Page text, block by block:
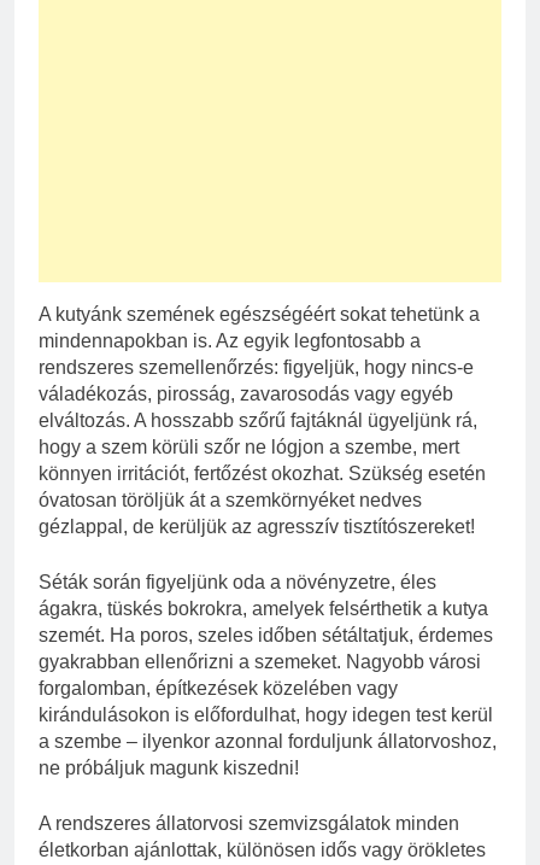
A kutyánk szemének egészségéért sokat tehetünk a
mindennapokban is. Az egyik legfontosabb a
rendszeres szemellenőrzés: figyeljük, hogy nincs-e
váladékozás, pirosság, zavarosodás vagy egyéb
elváltozás. A hosszabb szőrű fajtáknál ügyeljünk rá,
hogy a szem körüli szőr ne lógjon a szembe, mert
könnyen irritációt, fertőzést okozhat. Szükség esetén
óvatosan töröljük át a szemkörnyéket nedves
gézlappal, de kerüljük az agresszív tisztítószereket!
Séták során figyeljünk oda a növényzetre, éles
ágakra, tüskés bokrokra, amelyek felsérthetik a kutya
szemét. Ha poros, szeles időben sétáltatjuk, érdemes
gyakrabban ellenőrizni a szemeket. Nagyobb városi
forgalomban, építkezések közelében vagy
kirándulásokon is előfordulhat, hogy idegen test kerül
a szembe – ilyenkor azonnal forduljunk állatorvoshoz,
ne próbáljuk magunk kiszedni!
A rendszeres állatorvosi szemvizsgálatok minden
életkorban ajánlottak, különösen idős vagy örökletes